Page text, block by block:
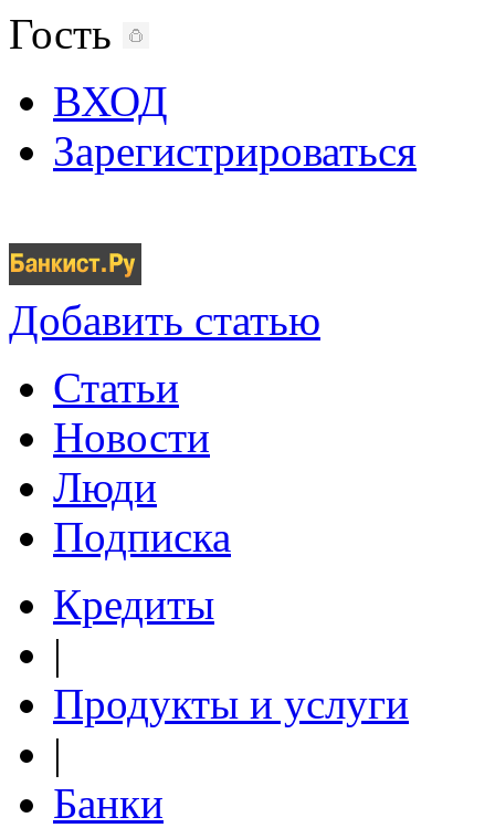
Гость
ВХОД
Зарегистрироваться
Добавить статью
Статьи
Новости
Люди
Подписка
Кредиты
|
Продукты и услуги
|
Банки